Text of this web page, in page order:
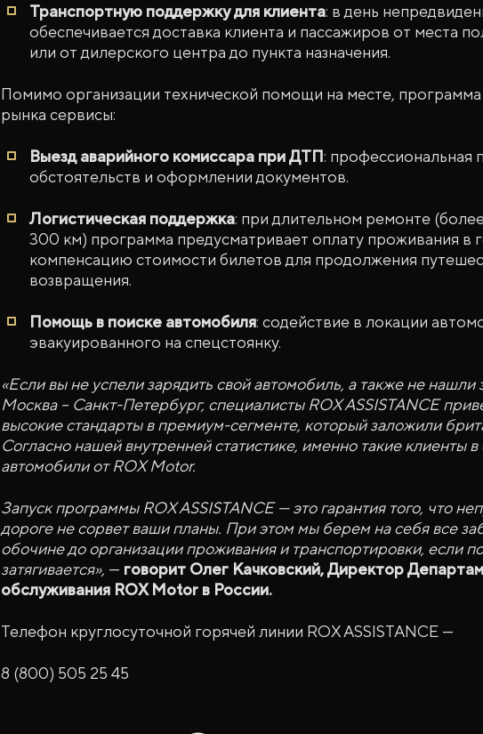
Транспортную поддержку для клиента: в день
обеспечивается доставка клиента и пассажиров от места
или от дилерского центра до пункта назначения.
Помимо организации технической помощи на месте,
рынка сервисы:
Выезд аварийного комиссара при ДТП: профессиональная
обстоятельств и оформлении документов.
Логистическая поддержка: при длительном ремонте
300 км) программа предусматривает оплату проживания в
компенсацию стоимости билетов для продолжения
возвращения.
Помощь в поиске автомобиля: содействие в локации
эвакуированного на спецстоянку.
«Если вы не успели зарядить свой автомобиль, а также не нашли
Москва – Санкт-Петербург, специалисты ROX ASSISTANCE
высокие стандарты в премиум-сегменте, который заложили
Согласно нашей внутренней статистике, именно такие клиенты
автомобили от ROX Motor.
Запуск программы ROX ASSISTANCE — это гарантия того, что
дороге не сорвет ваши планы. При этом мы берем на себя все
обочине до организации проживания и транспортировки, если
затягивается», — говорит Олег Качковский, Директор
обслуживания ROX Motor в России.
Телефон круглосуточной горячей линии ROX ASSISTANCE —
8 (800) 505 25 45